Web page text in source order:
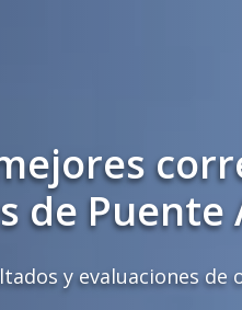
de Puente
y evaluaciones de